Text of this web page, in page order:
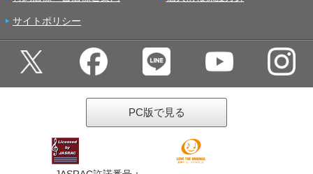
サイトポリシー
PC版で見る